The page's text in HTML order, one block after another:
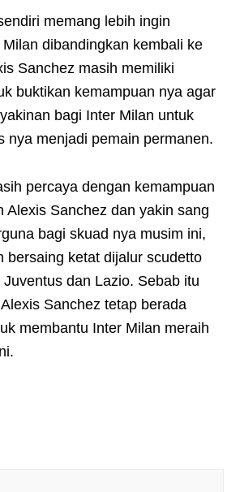
memang lebih ingin
dibandingkan kembali ke
Sanchez masih memiliki
buktikan kemampuan nya agar
bagi Inter Milan untuk
nya menjadi pemain permanen.
percaya dengan kemampuan
Alexis Sanchez dan yakin sang
bagi skuad nya musim ini,
bersaing ketat dijalur scudetto
dan Lazio. Sebab itu
Sanchez tetap berada
membantu Inter Milan meraih